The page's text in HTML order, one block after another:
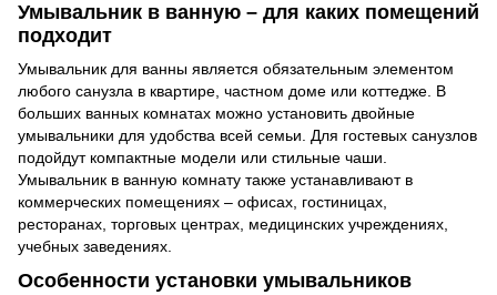
Умывальник в ванную – для каких помещений
подходит
Умывальник для ванны является обязательным элементом
любого санузла в квартире, частном доме или коттедже. В
больших ванных комнатах можно установить двойные
умывальники для удобства всей семьи. Для гостевых санузлов
подойдут компактные модели или стильные чаши.
Умывальник в ванную комнату также устанавливают в
коммерческих помещениях – офисах, гостиницах,
ресторанах, торговых центрах, медицинских учреждениях,
учебных заведениях.
Особенности установки умывальников